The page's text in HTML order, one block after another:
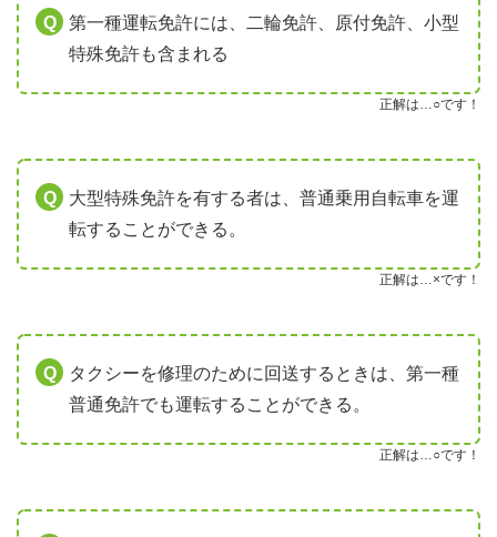
第一種運転免許には、二輪免許、原付免許、小型
特殊免許も含まれる
正解は…○です！
大型特殊免許を有する者は、普通乗用自転車を運
転することができる。
正解は…×です！
タクシーを修理のために回送するときは、第一種
普通免許でも運転することができる。
正解は…○です！